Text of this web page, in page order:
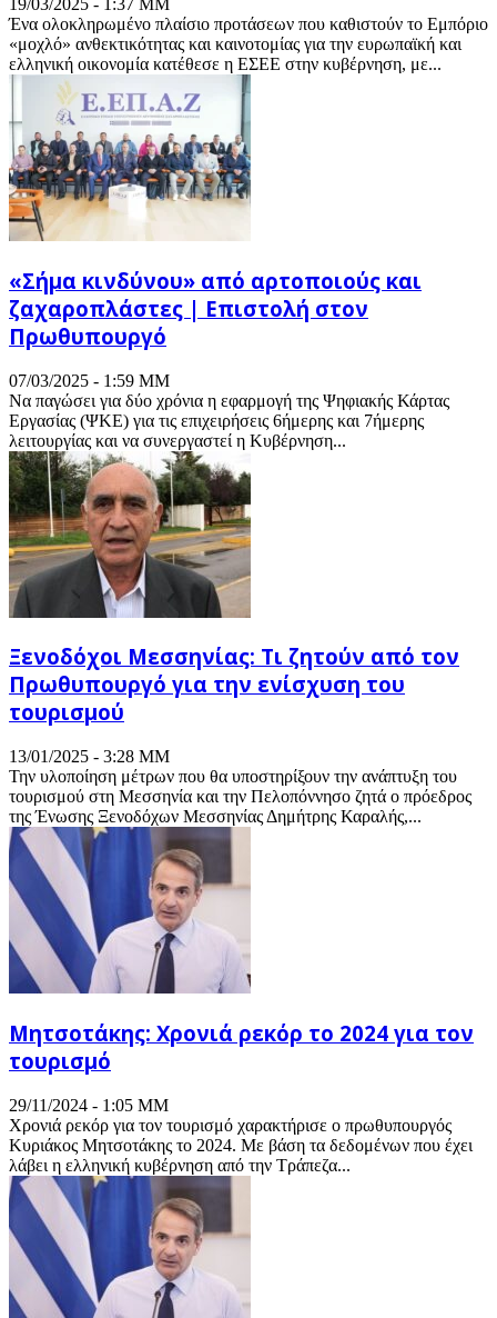
19/03/2025 - 1:37 ΜΜ
Ένα ολοκληρωμένο πλαίσιο προτάσεων που καθιστούν το Εμπόριο
«μοχλό» ανθεκτικότητας και καινοτομίας για την ευρωπαϊκή και
ελληνική οικονομία κατέθεσε η ΕΣΕΕ στην κυβέρνηση, με...
«Σήμα κινδύνου» από αρτοποιούς και
ζαχαροπλάστες | Επιστολή στον
Πρωθυπουργό
07/03/2025 - 1:59 ΜΜ
Να παγώσει για δύο χρόνια η εφαρμογή της Ψηφιακής Κάρτας
Εργασίας (ΨΚΕ) για τις επιχειρήσεις 6ήμερης και 7ήμερης
λειτουργίας και να συνεργαστεί η Κυβέρνηση...
Ξενοδόχοι Μεσσηνίας: Τι ζητούν από τον
Πρωθυπουργό για την ενίσχυση του
τουρισμού
13/01/2025 - 3:28 ΜΜ
Την υλοποίηση μέτρων που θα υποστηρίξουν την ανάπτυξη του
τουρισμού στη Μεσσηνία και την Πελοπόννησο ζητά ο πρόεδρος
της Ένωσης Ξενοδόχων Μεσσηνίας Δημήτρης Καραλής,...
Μητσοτάκης: Χρονιά ρεκόρ το 2024 για τον
τουρισμό
29/11/2024 - 1:05 ΜΜ
Χρονιά ρεκόρ για τον τουρισμό χαρακτήρισε ο πρωθυπουργός
Κυριάκος Μητσοτάκης το 2024. Με βάση τα δεδομένων που έχει
λάβει η ελληνική κυβέρνηση από την Τράπεζα...